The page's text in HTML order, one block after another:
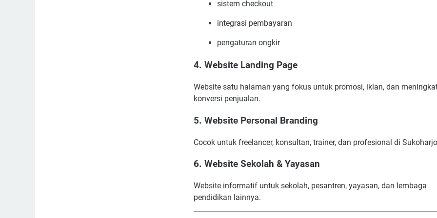
sistem checkout
integrasi pembayaran
pengaturan ongkir
4. Website Landing Page
Website satu halaman yang fokus untuk promosi, iklan, dan
konversi penjualan.
5. Website Personal Branding
Cocok untuk freelancer, konsultan, trainer, dan profesional di
6. Website Sekolah & Yayasan
Website informatif untuk sekolah, pesantren, yayasan, dan lembaga
pendidikan lainnya.